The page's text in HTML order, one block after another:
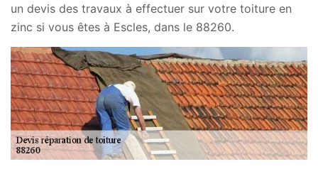
un devis des travaux à effectuer sur votre toiture en
zinc si vous êtes à Escles, dans le 88260.